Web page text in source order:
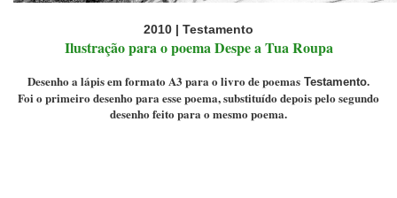
2010 | Testamento
Ilustração para o poema Despe a Tua Roupa
Desenho a lápis em formato A3 para o livro de poemas Testamento.
Foi o primeiro desenho para esse poema, substituído depois pelo segundo
desenho feito para o mesmo poema.